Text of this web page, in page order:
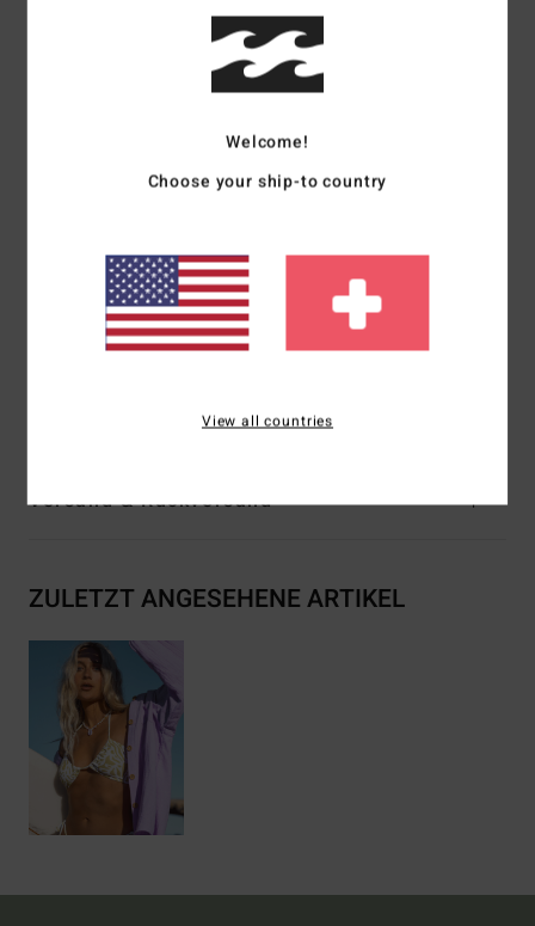
Stoff: 96 % recyceltes Nylon, 4 % Elasthan-Mischgewebe
Polsterung: Herausnehmbare Pads
Träger: Neckholder
Logo: Gesticktes Logo
Weitere Merkmale: Kordelzug vorne
Kann auf 2 Arten getragen werden
Versand & Rückversand
ZULETZT ANGESEHENE ARTIKEL
Welcome!
Choose your ship-to country
View all countries